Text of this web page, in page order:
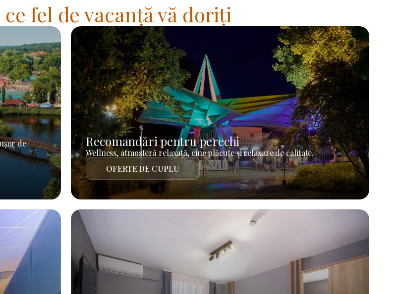
fel de vacanță vă doriți
de
Recomandări pentru perechi
Wellness, atmosferă relaxată, cine plăcute și relaxare de calitate.
OFERTE DE CUPLU